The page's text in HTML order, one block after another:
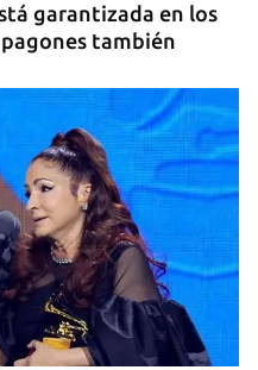
garantizada en los
también